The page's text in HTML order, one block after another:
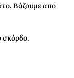
Βάζουμε από
σκόρδο.